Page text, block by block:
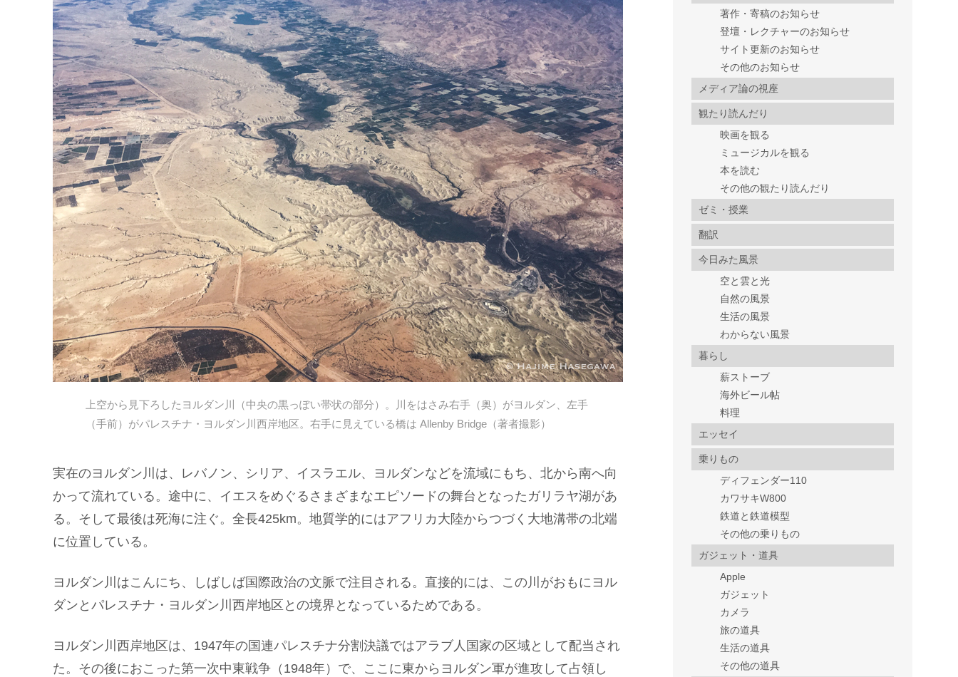
上空から見下ろしたヨルダン川（中央の黒っぽい帯状の部分）。川をはさみ右手（奥）がヨルダン、左手
（手前）がパレスチナ・ヨルダン川西岸地区。右手に見えている橋は Allenby Bridge（著者撮影）
実在のヨルダン川は、レバノン、シリア、イスラエル、ヨルダンなどを流域にもち、北から南へ向
かって流れている。途中に、イエスをめぐるさまざまなエピソードの舞台となったガリラヤ湖があ
る。そして最後は死海に注ぐ。全長425km。地質学的にはアフリカ大陸からつづく大地溝帯の北端
に位置している。
ヨルダン川はこんにち、しばしば国際政治の文脈で注目される。直接的には、この川がおもにヨル
ダンとパレスチナ・ヨルダン川西岸地区との境界となっているためである。
ヨルダン川西岸地区は、1947年の国連パレスチナ分割決議ではアラブ人国家の区域として配当され
た。その後におこった第一次中東戦争（1948年）で、ここに東からヨルダン軍が進攻して占領し
著作・寄稿のお知らせ
登壇・レクチャーのお知らせ
サイト更新のお知らせ
その他のお知らせ
メディア論の視座
観たり読んだり
映画を観る
ミュージカルを観る
本を読む
その他の観たり読んだり
ゼミ・授業
翻訳
今日みた風景
空と雲と光
自然の風景
生活の風景
わからない風景
暮らし
薪ストーブ
海外ビール帖
料理
エッセイ
乗りもの
ディフェンダー110
カワサキW800
鉄道と鉄道模型
その他の乗りもの
ガジェット・道具
Apple
ガジェット
カメラ
旅の道具
生活の道具
その他の道具